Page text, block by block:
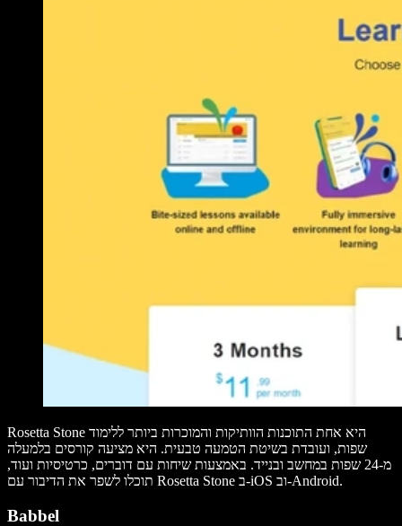
Rosetta Stone היא אחת התוכנות הוותיקות והמוכרות ביותר ללימוד
שפות, ועובדת בשיטת הטמעה טבעית. היא מציעה קורסים בלמעלה
מ-24 שפות במחשב ובנייד. באמצעות שיחות עם דוברים, כרטיסיות ועוד,
תוכלו לשפר את הדיבור עם Rosetta Stone ב-iOS וב-Android.
Babbel